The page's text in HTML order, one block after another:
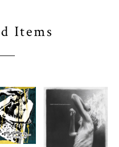
Items